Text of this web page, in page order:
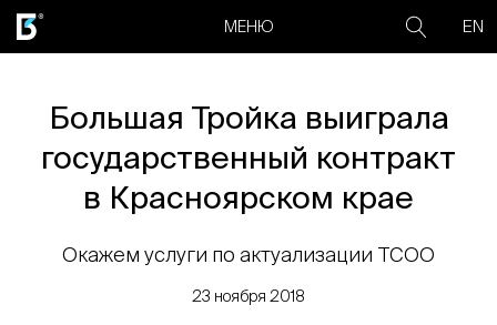
МЕНЮ EN
Большая Тройка выиграла
государственный контракт
в Красноярском крае
Окажем услуги по актуализации ТСОО
23 ноября 2018